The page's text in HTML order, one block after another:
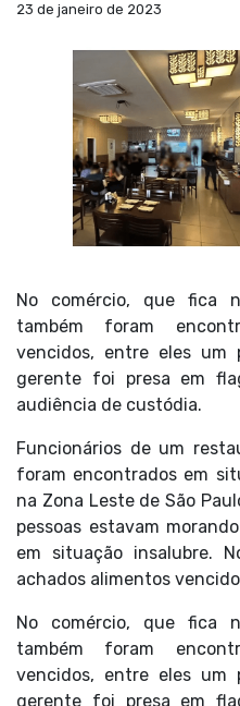
23 de janeiro de 2023
No comércio, que fica
também foram
vencidos, entre eles um
gerente foi presa em
audiência de custódia.
Funcionários de um
foram encontrados em
na Zona Leste de São
pessoas estavam
em situação insalubre.
achados alimentos
No comércio, que fica
também foram
vencidos, entre eles um
gerente foi presa em